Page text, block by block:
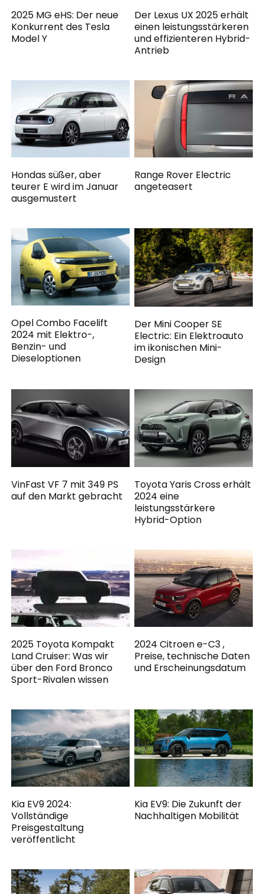
2025 MG eHS: Der neue
Konkurrent des Tesla
Model Y
Der Lexus UX 2025 erhält
einen leistungsstärkeren
und effizienteren Hybrid-
Antrieb
Hondas süßer, aber
teurer E wird im Januar
ausgemustert
Range Rover Electric
angeteasert
Opel Combo Facelift
2024 mit Elektro-,
Benzin- und
Dieseloptionen
Der Mini Cooper SE
Electric: Ein Elektroauto
im ikonischen Mini-
Design
VinFast VF 7 mit 349 PS
auf den Markt gebracht
Toyota Yaris Cross erhält
2024 eine
leistungsstärkere
Hybrid-Option
2025 Toyota Kompakt
Land Cruiser: Was wir
über den Ford Bronco
Sport-Rivalen wissen
2024 Citroen e-C3 ,
Preise, technische Daten
und Erscheinungsdatum
Kia EV9 2024:
Vollständige
Preisgestaltung
veröffentlicht
Kia EV9: Die Zukunft der
Nachhaltigen Mobilität